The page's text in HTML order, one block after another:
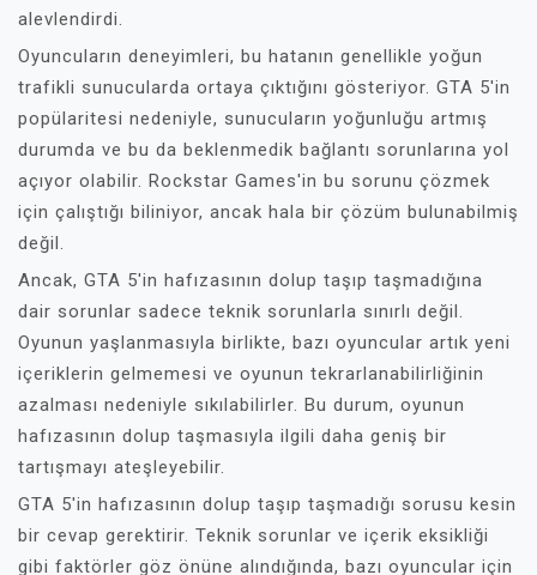
alevlendirdi.
Oyuncuların deneyimleri, bu hatanın genellikle yoğun
trafikli sunucularda ortaya çıktığını gösteriyor. GTA 5'in
popülaritesi nedeniyle, sunucuların yoğunluğu artmış
durumda ve bu da beklenmedik bağlantı sorunlarına yol
açıyor olabilir. Rockstar Games'in bu sorunu çözmek
için çalıştığı biliniyor, ancak hala bir çözüm bulunabilmiş
değil.
Ancak, GTA 5'in hafızasının dolup taşıp taşmadığına
dair sorunlar sadece teknik sorunlarla sınırlı değil.
Oyunun yaşlanmasıyla birlikte, bazı oyuncular artık yeni
içeriklerin gelmemesi ve oyunun tekrarlanabilirliğinin
azalması nedeniyle sıkılabilirler. Bu durum, oyunun
hafızasının dolup taşmasıyla ilgili daha geniş bir
tartışmayı ateşleyebilir.
GTA 5'in hafızasının dolup taşıp taşmadığı sorusu kesin
bir cevap gerektirir. Teknik sorunlar ve içerik eksikliği
gibi faktörler göz önüne alındığında, bazı oyuncular için